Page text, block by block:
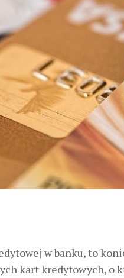
w banku, to
kart kredytowych, o